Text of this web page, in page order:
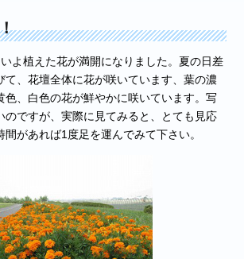
よ植えた花が満開になりました。夏の日差
て、花壇全体に花が咲いています、葉の濃
色、白色の花が鮮やかに咲いています。写
のですが、実際に見てみると、とても見応
間があれば1度足を運んでみて下さい。